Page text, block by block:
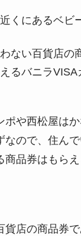
くにあるベビ
ない百貨店の
るバニラVISA
ポや西松屋は
なので、住ん
商品券はもら
貨店の商品券